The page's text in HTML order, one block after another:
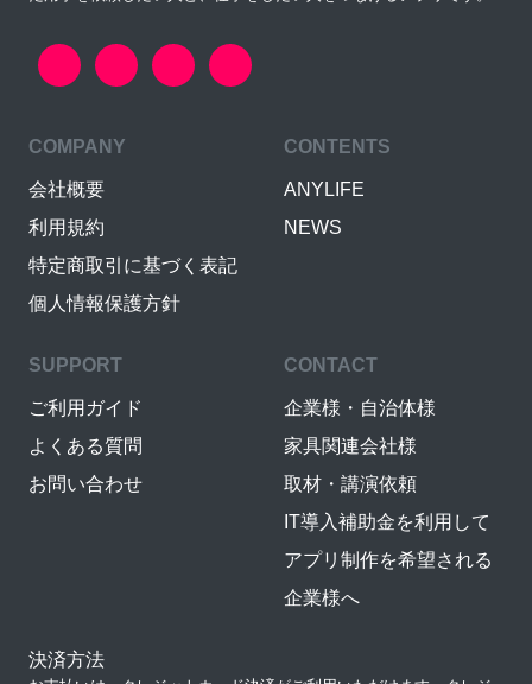
COMPANY
会社概要
利用規約
特定商取引に基づく表記
個人情報保護方針
CONTENTS
ANYLIFE
NEWS
SUPPORT
ご利用ガイド
よくある質問
お問い合わせ
CONTACT
企業様・自治体様
家具関連会社様
取材・講演依頼
IT導入補助金を利用して
アプリ制作を希望される
企業様へ
決済方法